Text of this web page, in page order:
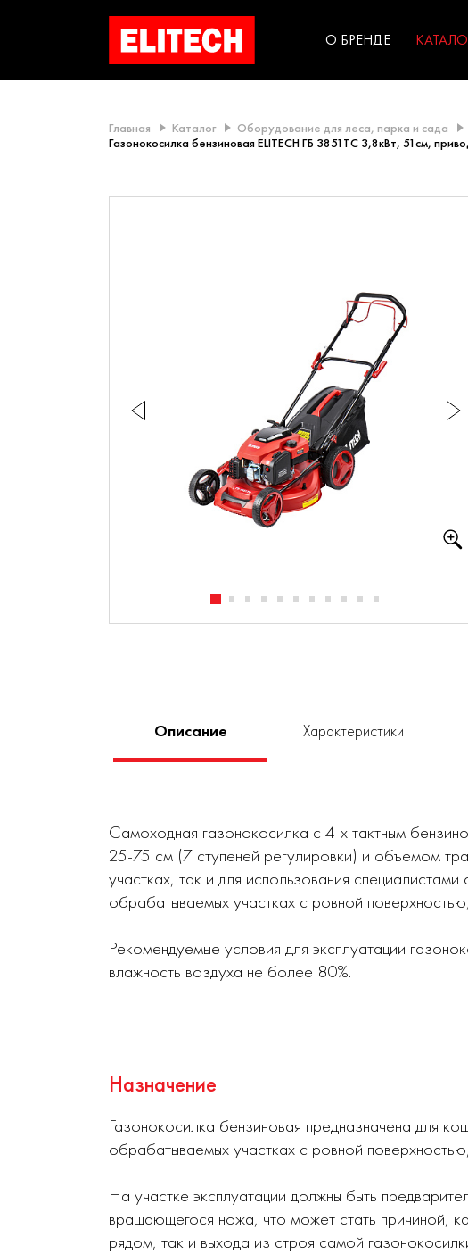
О БРЕНДЕ
Главная Каталог Оборудование для леса, парка и сада
Газонокосилка бензиновая ELITECH ГБ 3851ТС 3,8кВт, 51см,
Описание Характеристики
Самоходная газонокосилка с 4-х тактным
25-75 см (7 ступеней регулировки) и объемом
участках, так и для использования
обрабатываемых участках с ровной
Рекомендуемые условия для эксплуатации
влажность воздуха не более 80%.
Назначение
Газонокосилка бензиновая предназначена для
обрабатываемых участках с ровной
На участке эксплуатации должны быть
вращающегося ножа, что может стать причиной,
рядом, так и выхода из строя самой